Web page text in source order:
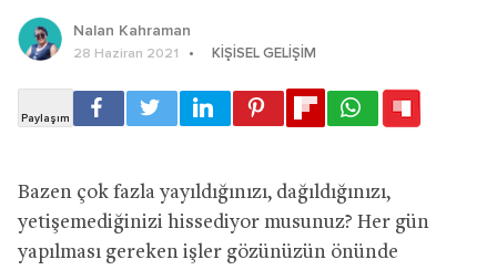
Nalan Kahraman
28 Haziran 2021 KIŞISEL GELIŞIM
Bazen çok fazla yayıldığınızı, dağıldığınızı,
yetişemediğinizi hissediyor musunuz? Her gün
yapılması gereken işler gözünüzün önünde